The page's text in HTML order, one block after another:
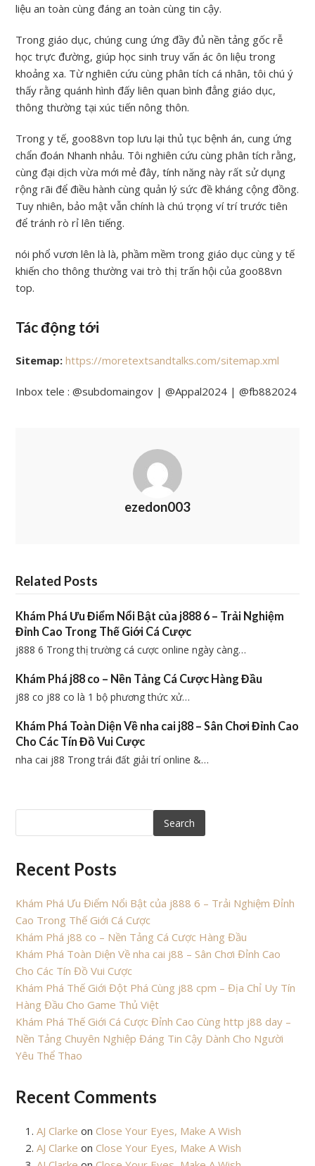
liệu an toàn cùng đáng an toàn cùng tin cậy.
Trong giáo dục, chúng cung ứng đầy đủ nền tảng gốc rễ
học trực đường, giúp học sinh truy vấn ác ôn liệu trong
khoảng xa. Từ nghiên cứu cùng phân tích cá nhân, tôi chú ý
thấy rằng quánh hình đấy liên quan bình đẳng giáo dục,
thông thường tại xúc tiến nông thôn.
Trong y tế, goo88vn top lưu lại thủ tục bệnh án, cung ứng
chẩn đoán Nhanh nhảu. Tôi nghiên cứu cùng phân tích rằng,
cùng đại dịch vừa mới mẻ đây, tính năng này rất sử dụng
rộng rãi để điều hành cùng quản lý sức đề kháng cộng đồng.
Tuy nhiên, bảo mật vẫn chính là chú trọng ví trí trước tiên
để tránh rò rỉ lên tiếng.
nói phổ vươn lên là là, phầm mềm trong giáo dục cùng y tế
khiến cho thông thường vai trò thị trấn hội của goo88vn
top.
Tác động tới
Sitemap: https://moretextsandtalks.com/sitemap.xml
Inbox tele : @subdomaingov | @Appal2024 | @fb882024
ezedon003
Related Posts
Khám Phá Ưu Điểm Nổi Bật của j888 6 – Trải Nghiệm
Đỉnh Cao Trong Thế Giới Cá Cược
j888 6 Trong thị trường cá cược online ngày càng…
Khám Phá j88 co – Nền Tảng Cá Cược Hàng Đầu
j88 co j88 co là 1 bộ phương thức xử…
Khám Phá Toàn Diện Về nha cai j88 – Sân Chơi Đỉnh Cao
Cho Các Tín Đồ Vui Cược
nha cai j88 Trong trái đất giải trí online &…
Search
Recent Posts
Khám Phá Ưu Điểm Nổi Bật của j888 6 – Trải Nghiệm Đỉnh
Cao Trong Thế Giới Cá Cược
Khám Phá j88 co – Nền Tảng Cá Cược Hàng Đầu
Khám Phá Toàn Diện Về nha cai j88 – Sân Chơi Đỉnh Cao
Cho Các Tín Đồ Vui Cược
Khám Phá Thế Giới Đột Phá Cùng j88 cpm – Địa Chỉ Uy Tín
Hàng Đầu Cho Game Thủ Việt
Khám Phá Thế Giới Cá Cược Đỉnh Cao Cùng http j88 day –
Nền Tảng Chuyên Nghiệp Đáng Tin Cậy Dành Cho Người
Yêu Thể Thao
Recent Comments
AJ Clarke on Close Your Eyes, Make A Wish
AJ Clarke on Close Your Eyes, Make A Wish